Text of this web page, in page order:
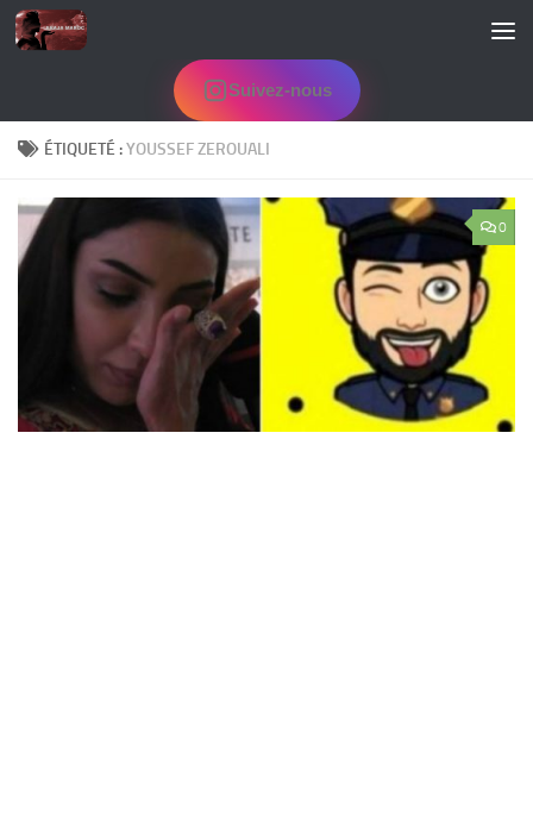
Skip to content
Suivez-nous
ÉTIQUETÉ :YOUSSEF ZEROUALI
0